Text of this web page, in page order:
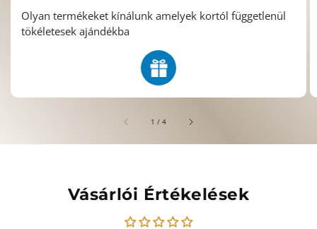
Olyan termékeket kínálunk amelyek kortól függetlenül
tökéletesek ajándékba
1 / /4
Vásárlói Értékelések